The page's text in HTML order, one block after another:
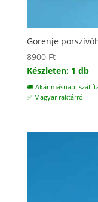
Gorenje
8900 Ft
Készleten: 1 db
🚚 Akár másnapi
✅ Magyar raktárról